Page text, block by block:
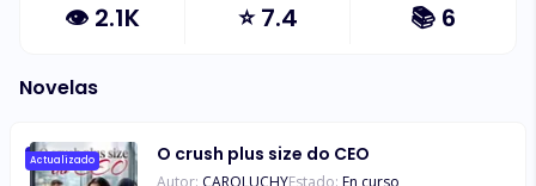
👁 2.1K ⭐7.4 📚 6
Novelas
Actualizado O crush plus size do CEO
Autor: CAROLUCHYEstado: En curso